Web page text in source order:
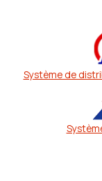
Système de